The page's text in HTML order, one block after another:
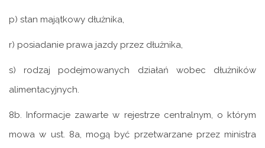
p) stan majątkowy dłużnika,
r) posiadanie prawa jazdy przez dłużnika,
s) rodzaj podejmowanych działań wobec dłużników
alimentacyjnych.
8b. Informacje zawarte w rejestrze centralnym, o którym
mowa w ust. 8a, mogą być przetwarzane przez ministra